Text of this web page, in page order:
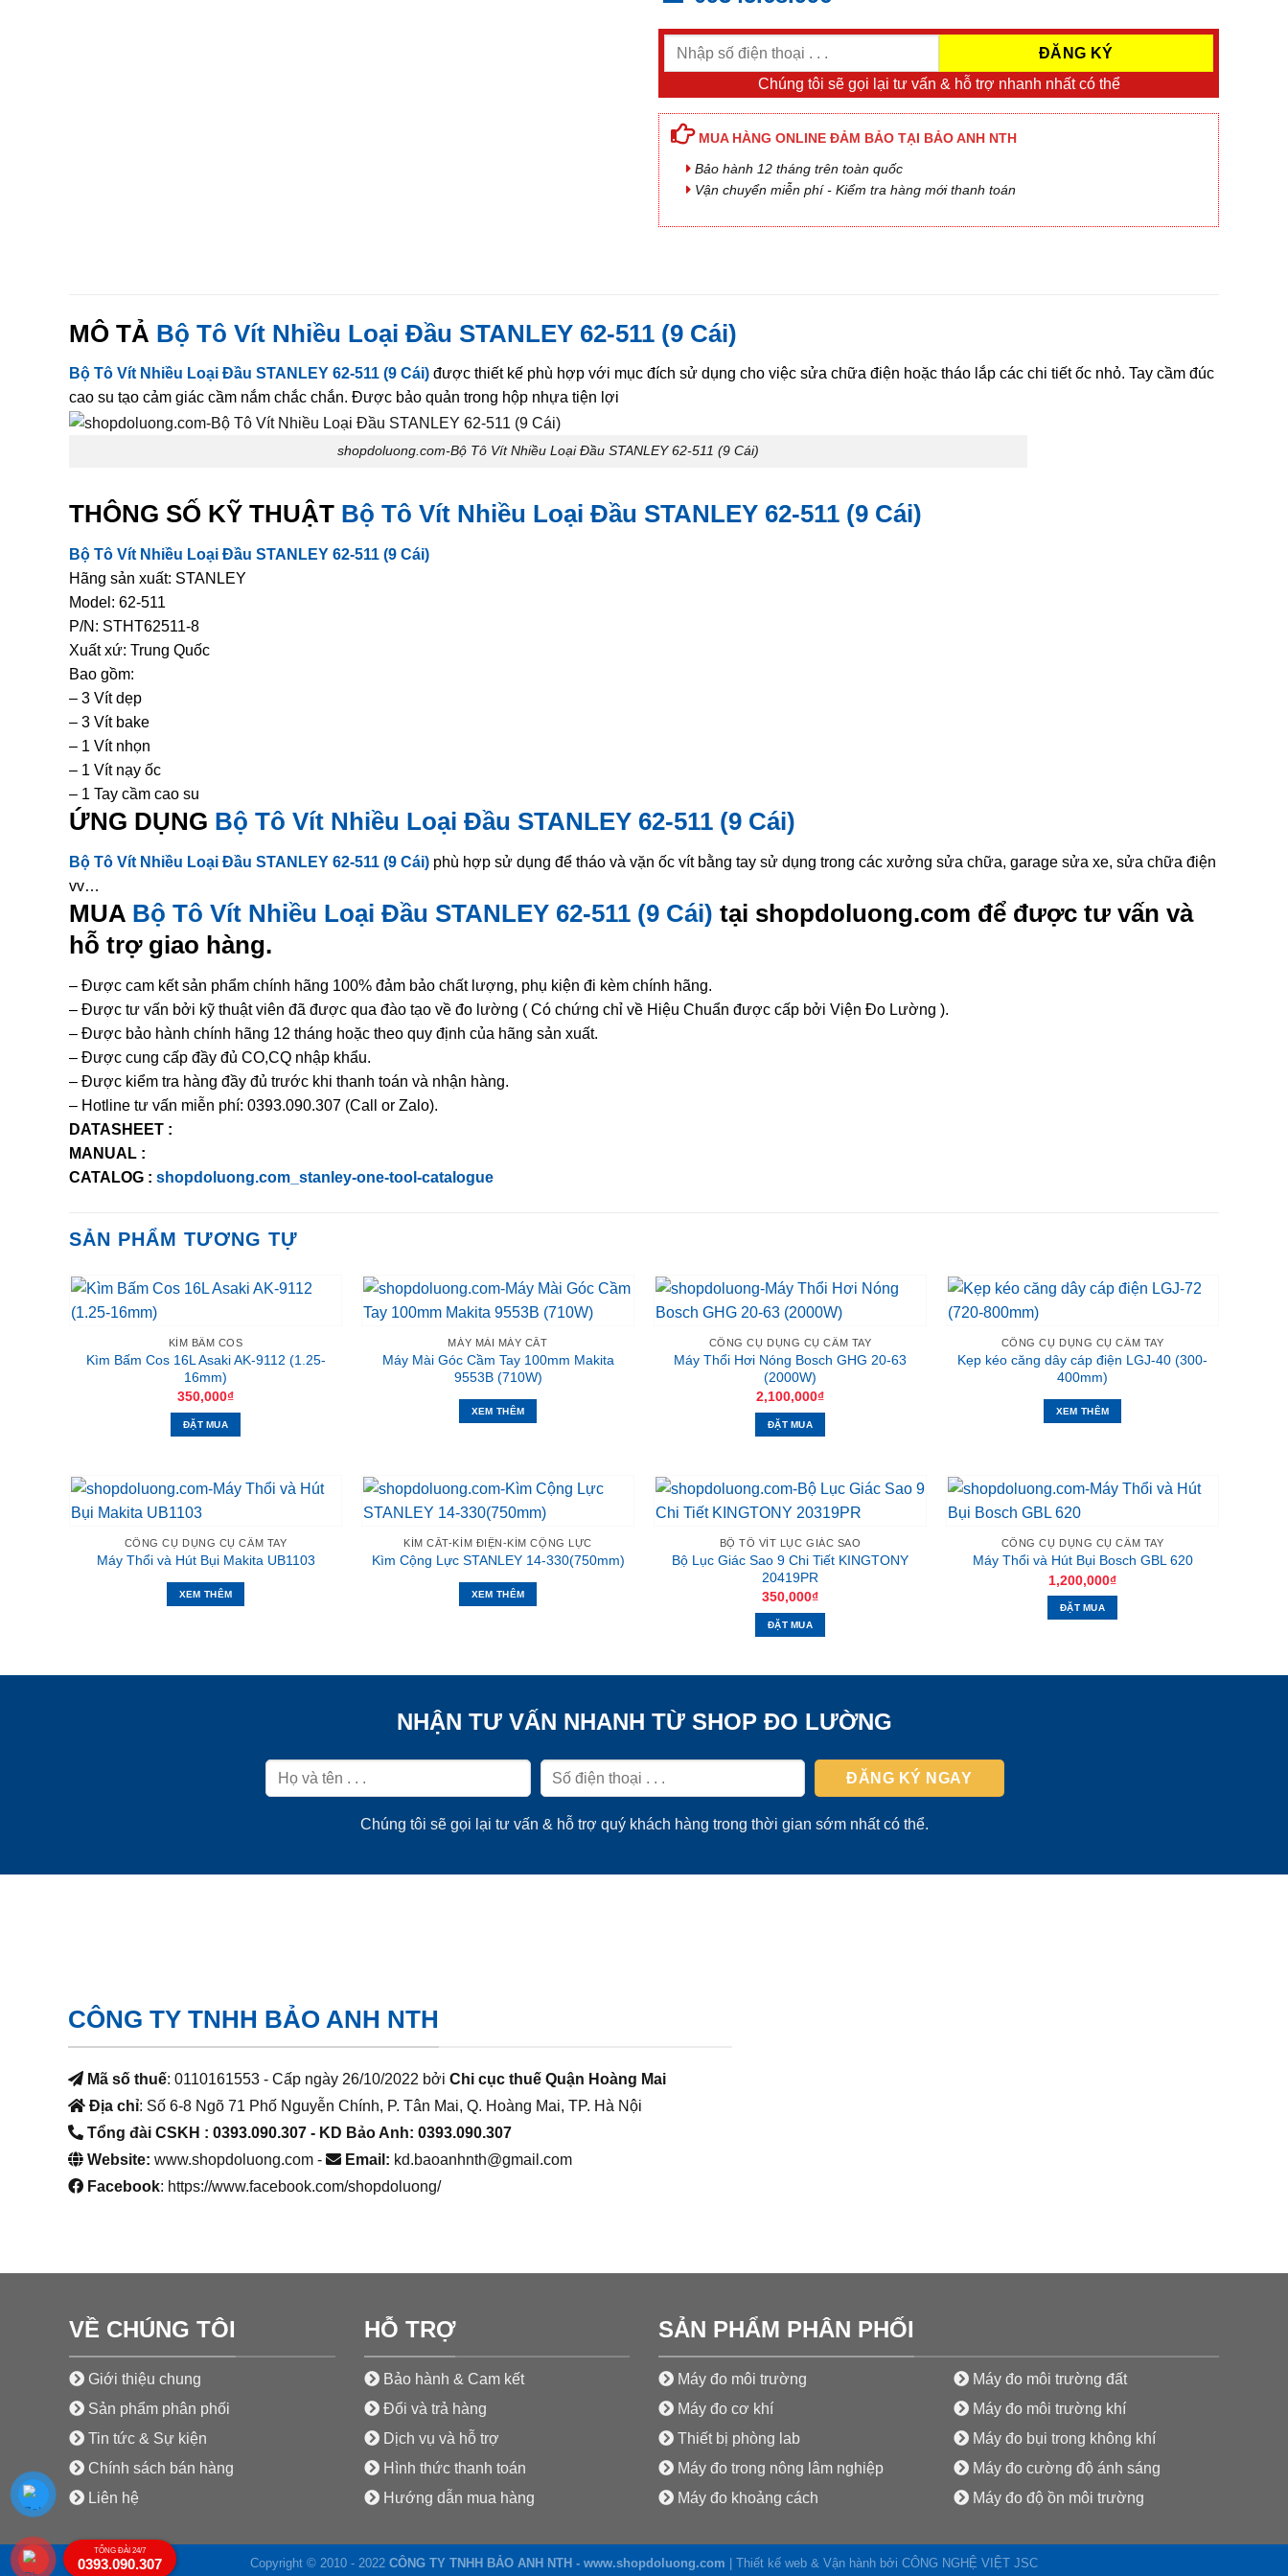
Chúng tôi sẽ gọi lại tư vấn & hỗ trợ nhanh nhất có thể
MUA HÀNG ONLINE ĐẢM BẢO TẠI BẢO ANH NTH
Bảo hành 12 tháng trên toàn quốc
Vận chuyển miễn phí - Kiểm tra hàng mới thanh toán
MÔ TẢ Bộ Tô Vít Nhiều Loại Đầu STANLEY 62-511 (9 Cái)
Bộ Tô Vít Nhiều Loại Đầu STANLEY 62-511 (9 Cái) được thiết kế phù hợp với mục đích sử dụng cho việc sửa chữa điện hoặc tháo lắp các chi tiết ốc nhỏ. Tay cầm đúc
cao su tạo cảm giác cầm nắm chắc chắn. Được bảo quản trong hộp nhựa tiện lợi
shopdoluong.com-Bộ Tô Vít Nhiều Loại Đầu STANLEY 62-511 (9 Cái)
THÔNG SỐ KỸ THUẬT Bộ Tô Vít Nhiều Loại Đầu STANLEY 62-511 (9 Cái)
Bộ Tô Vít Nhiều Loại Đầu STANLEY 62-511 (9 Cái)
Hãng sản xuất: STANLEY
Model: 62-511
P/N: STHT62511-8
Xuất xứ: Trung Quốc
Bao gồm:
– 3 Vít dẹp
– 3 Vít bake
– 1 Vít nhọn
– 1 Vít nạy ốc
– 1 Tay cầm cao su
ỨNG DỤNG Bộ Tô Vít Nhiều Loại Đầu STANLEY 62-511 (9 Cái)
Bộ Tô Vít Nhiều Loại Đầu STANLEY 62-511 (9 Cái) phù hợp sử dụng để tháo và vặn ốc vít bằng tay sử dụng trong các xưởng sửa chữa, garage sửa xe, sửa chữa điện
vv…
MUA Bộ Tô Vít Nhiều Loại Đầu STANLEY 62-511 (9 Cái) tại shopdoluong.com để được tư vấn và
hỗ trợ giao hàng.
– Được cam kết sản phẩm chính hãng 100% đảm bảo chất lượng, phụ kiện đi kèm chính hãng.
– Được tư vấn bởi kỹ thuật viên đã được qua đào tạo về đo lường ( Có chứng chỉ về Hiệu Chuẩn được cấp bởi Viện Đo Lường ).
– Được bảo hành chính hãng 12 tháng hoặc theo quy định của hãng sản xuất.
– Được cung cấp đầy đủ CO,CQ nhập khẩu.
– Được kiểm tra hàng đầy đủ trước khi thanh toán và nhận hàng.
– Hotline tư vấn miễn phí: 0393.090.307 (Call or Zalo).
DATASHEET :
MANUAL :
CATALOG : shopdoluong.com_stanley-one-tool-catalogue
SẢN PHẨM TƯƠNG TỰ
KÌM BẤM COS
Kìm Bấm Cos 16L Asaki AK-9112 (1.25-
16mm)
350,000₫
ĐẶT MUA
MÁY MÀI MÁY CẮT
Máy Mài Góc Cầm Tay 100mm Makita
9553B (710W)
XEM THÊM
CÔNG CỤ DỤNG CỤ CẦM TAY
Máy Thổi Hơi Nóng Bosch GHG 20-63
(2000W)
2,100,000₫
ĐẶT MUA
CÔNG CỤ DỤNG CỤ CẦM TAY
Kẹp kéo căng dây cáp điện LGJ-40 (300-
400mm)
XEM THÊM
CÔNG CỤ DỤNG CỤ CẦM TAY
Máy Thổi và Hút Bụi Makita UB1103
XEM THÊM
KÌM CẮT-KÌM ĐIỆN-KÌM CỘNG LỰC
Kìm Cộng Lực STANLEY 14-330(750mm)
XEM THÊM
BỘ TÔ VÍT LỤC GIÁC SAO
Bộ Lục Giác Sao 9 Chi Tiết KINGTONY
20419PR
350,000₫
ĐẶT MUA
CÔNG CỤ DỤNG CỤ CẦM TAY
Máy Thổi và Hút Bụi Bosch GBL 620
1,200,000₫
ĐẶT MUA
NHẬN TƯ VẤN NHANH TỪ SHOP ĐO LƯỜNG
Chúng tôi sẽ gọi lại tư vấn & hỗ trợ quý khách hàng trong thời gian sớm nhất có thể.
CÔNG TY TNHH BẢO ANH NTH
Mã số thuế: 0110161553 - Cấp ngày 26/10/2022 bởi Chi cục thuế Quận Hoàng Mai
Địa chỉ: Số 6-8 Ngõ 71 Phố Nguyễn Chính, P. Tân Mai, Q. Hoàng Mai, TP. Hà Nội
Tổng đài CSKH : 0393.090.307- KD Bảo Anh: 0393.090.307
Website: www.shopdoluong.com - Email: kd.baoanhnth@gmail.com
Facebook: https://www.facebook.com/shopdoluong/
VỀ CHÚNG TÔI
Giới thiệu chung
Sản phẩm phân phối
Tin tức & Sự kiện
Chính sách bán hàng
Liên hệ
HỖ TRỢ
Bảo hành & Cam kết
Đổi và trả hàng
Dịch vụ và hỗ trợ
Hình thức thanh toán
Hướng dẫn mua hàng
SẢN PHẨM PHÂN PHỐI
Máy đo môi trường
Máy đo cơ khí
Thiết bị phòng lab
Máy đo trong nông lâm nghiệp
Máy đo khoảng cách
Máy đo môi trường đất
Máy đo môi trường khí
Máy đo bụi trong không khí
Máy đo cường độ ánh sáng
Máy đo độ ồn môi trường
Copyright © 2010 - 2022 CÔNG TY TNHH BẢO ANH NTH - www.shopdoluong.com | Thiết kế web & Vận hành bởi CÔNG NGHỆ VIỆT JSC
TỔNG ĐÀI 24/7
0393.090.307